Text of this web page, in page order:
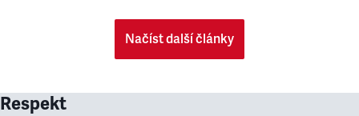
Načíst další články
Respekt